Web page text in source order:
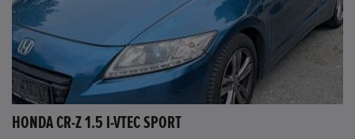
HONDA CR-Z 1.5 I-VTEC SPORT